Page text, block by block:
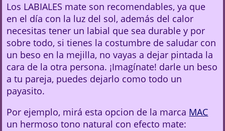
Los LABIALES mate son recomendables, ya que
en el día con la luz del sol, además del calor
necesitas tener un labial que sea durable y por
sobre todo, si tienes la costumbre de saludar con
un beso en la mejilla, no vayas a dejar pintada la
cara de la otra persona. ¡Imagínate! darle un beso
a tu pareja, puedes dejarlo como todo un
payasito.
Por ejemplo, mirá esta opcion de la marca MAC
un hermoso tono natural con efecto mate: